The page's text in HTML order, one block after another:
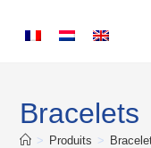
Bracelets
> Produits >